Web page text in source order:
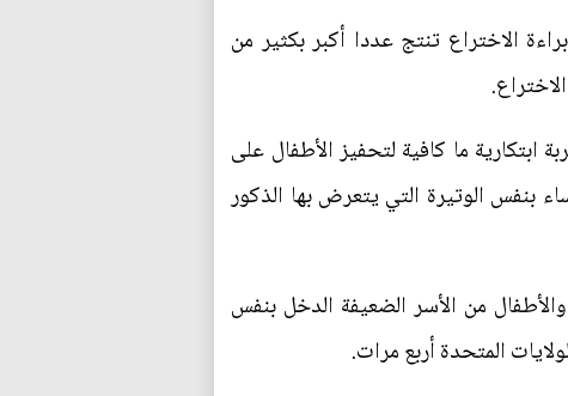
الاختراع تنتج عددا أكبر بكثير من
ما كافية لتحفيز الأطفال على
بنفس الوتيرة التي يتعرض بها الذكور
من الأسر الضعيفة الدخل بنفس
المتحدة أربع مرات.